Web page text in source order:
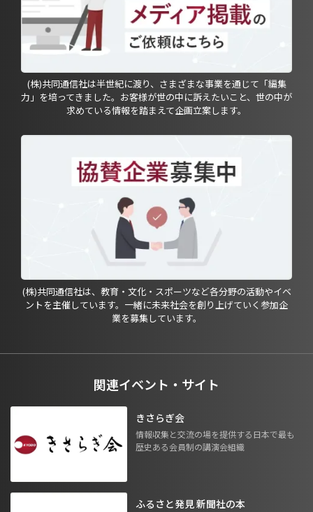
(株)共同通信社は半世紀に渡り、さまざまな事業を通じて「編集
力」を培ってきました。お客様が世の中に訴えたいこと、世の中が
求めている情報を踏まえて企画立案します。
(株)共同通信社は、教育・文化・スポーツなど各分野の活動やイベ
ントを主催しています。一緒に未来社会を創り上げていく参加企
業を募集しています。
関連イベント・サイト
きさらぎ会
情報収集と交流の場を提供する日本で最も
歴史ある会員制の講演会組織
ふるさと発見 新聞社の本